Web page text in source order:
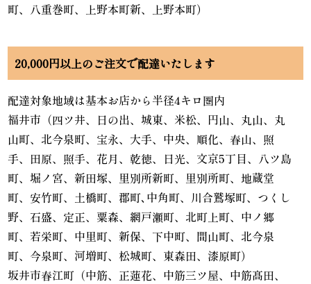
町、八重巻町、上野本町新、上野本町）
20,000円以上のご注文で配達いたします
配達対象地域は基本お店から半径4キロ圏内
福井市（四ツ井、日の出、城東、米松、円山、丸山、丸
山町、北今泉町、宝永、大手、中央、順化、春山、照
手、田原、照手、花月、乾徳、日光、文京5丁目、八ツ島
町、堀ノ宮、新田塚、里別所新町、里別所町、地蔵堂
町、安竹町、土橋町、郡町､中角町、川合鷲塚町、つくし
野、石盛、定正、粟森、網戸瀬町、北町上町、中ノ郷
町、若栄町、中里町、新保、下中町、間山町、北今泉
町、今泉町、河増町、松城町、東森田、漆原町）
坂井市春江町（中筋、正蓮花、中筋三ツ屋、中筋髙田、